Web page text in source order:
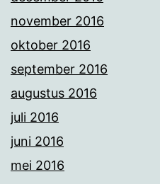
november 2016
oktober 2016
september 2016
augustus 2016
juli 2016
juni 2016
mei 2016